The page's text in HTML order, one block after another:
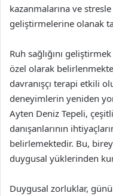
kazanmalarına ve
geliştirmelerine olanak
Ruh sağlığını
özel olarak
davranışçı terapi etkili
deneyimlerin yeniden
Ayten Deniz Tepeli,
danışanlarının
belirlemektedir. Bu,
duygusal yüklerinden
Duygusal zorluklar,